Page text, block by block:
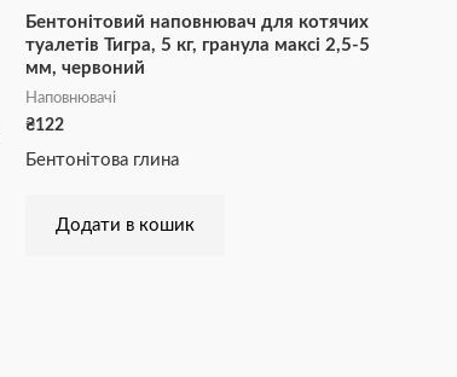
Бентонітовий наповнювач для котячих
туалетів Тигра, 5 кг, гранула максі 2,5-5
мм, червоний
Наповнювачі
₴122
Бентонітова глина
Додати в кошик